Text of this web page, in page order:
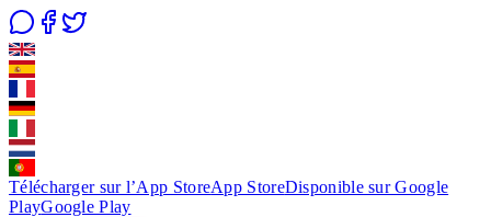
Télécharger sur l’App StoreApp StoreDisponible sur Google
PlayGoogle Play